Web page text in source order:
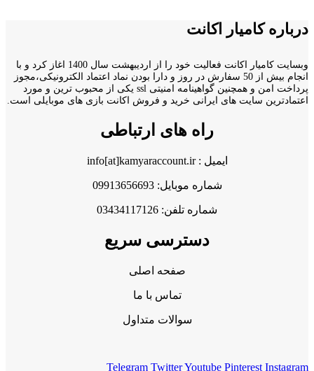
درباره کامیار اکانت
وبسایت کامیار اکانت فعالیت خود را از اردیبهشت سال 1400 اغاز کرد و با
انجام بیش از 50 سفارش در روز و دارا بودن نماد اعتماد الکترونیکی،مجوز
پرداخت امن و همچنین گواهینامه امنیتی ssl یکی از محبوب ترین و مورد
اعتمادترین سایت های ایرانی خرید و فروش اکانت بازی های موبایلی است.
راه های ارتباطی
ایمیل : info[at]kamyaraccount.ir
شماره موبایل: 09913656693
شماره تلفن: 03434117126
دسترسی سریع
صفحه اصلی
تماس با ما
سوالات متداول
Telegram TwitterYoutube Pinterest Instagram